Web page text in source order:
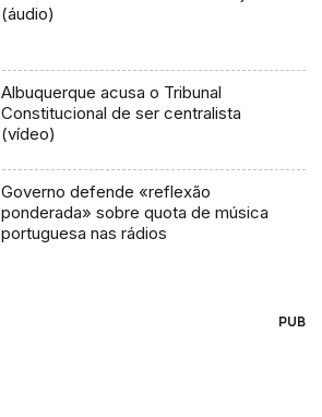
(áudio)
Albuquerque acusa o Tribunal
Constitucional de ser centralista
(vídeo)
Governo defende «reflexão
ponderada» sobre quota de música
portuguesa nas rádios
PUB